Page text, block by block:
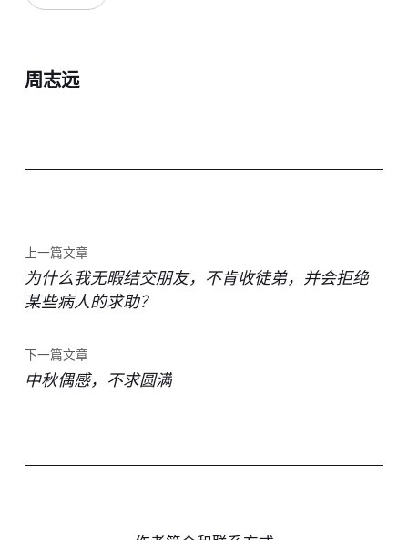
周志远
上一篇文章
为什么我无暇结交朋友，不肯收徒弟，并会拒绝
某些病人的求助？
下一篇文章
中秋偶感，不求圆满